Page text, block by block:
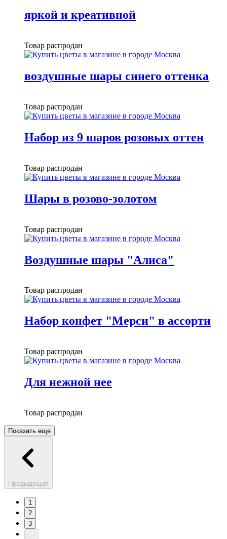
яркой и креативной
Товар распродан
воздушные шары синего оттенка
Товар распродан
Набор из 9 шаров розовых оттен
Товар распродан
Шары в розово-золотом
Товар распродан
Воздушные шары "Алиса"
Товар распродан
Набор конфет "Мерси" в ассорти
Товар распродан
Для нежной нее
Товар распродан
Показать еще
Предыдущая
1
2
3
...